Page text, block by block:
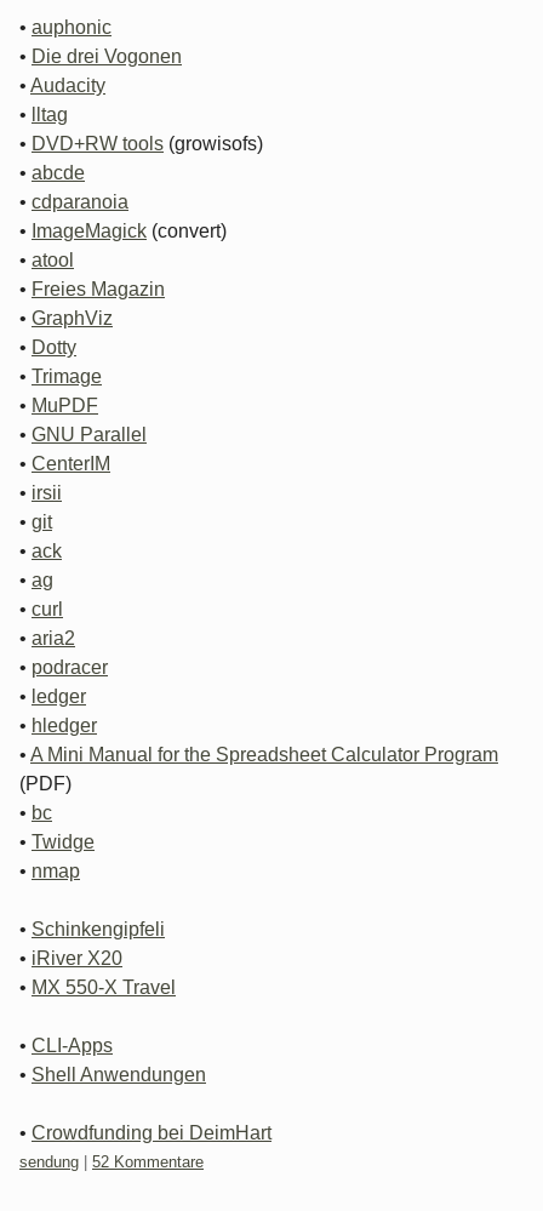
• auphonic
• Die drei Vogonen
• Audacity
•
lltag
• DVD+RW tools (growisofs)
• abcde
• cdparanoia
• ImageMagick (convert)
• atool
• Freies Magazin
• GraphViz
• Dotty
• Trimage
• MuPDF
• GNU Parallel
• CenterIM
• irsii
• git
• ack
• ag
• curl
• aria2
• podracer
• ledger
• hledger
• A Mini Manual for the Spreadsheet Calculator Program
(PDF)
• bc
• Twidge
• nmap
• Schinkengipfeli
• iRiver X20
• MX 550-X Travel
• CLI-Apps
• Shell Anwendungen
• Crowdfunding bei DeimHart
Kategorien:
sendung 52 Kommentare